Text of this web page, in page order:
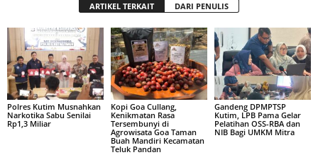
ARTIKEL TERKAIT DARI PENULIS
Polres Kutim Musnahkan
Narkotika Sabu Senilai
Rp1,3 Miliar
Kopi Goa Cullang,
Kenikmatan Rasa
Tersembunyi di
Agrowisata Goa Taman
Buah Mandiri Kecamatan
Teluk Pandan
Gandeng DPMPTSP
Kutim, LPB Pama Gelar
Pelatihan OSS-RBA dan
NIB Bagi UMKM Mitra